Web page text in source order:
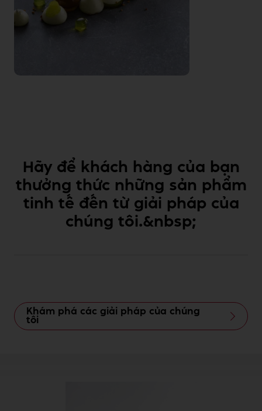
Hãy để khách hàng của bạn
thưởng thức những sản phẩm
tinh tế đến từ giải pháp của
chúng tôi.&nbsp;
Khám phá các giải pháp của chúng
tôi